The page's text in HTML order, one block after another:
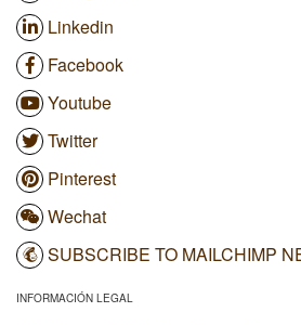
Linkedin
Facebook
Youtube
Twitter
Pinterest
Wechat
SUBSCRIBE TO MAILCHIMP
INFORMACIÓN LEGAL